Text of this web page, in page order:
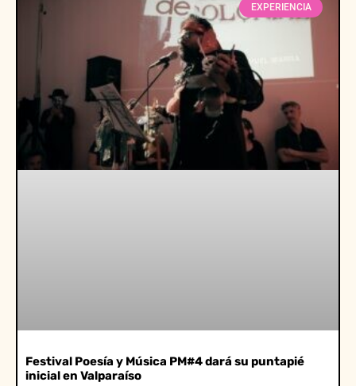
EXPERIENCIA
Festival Poesía y Música PM#4 dará su puntapié
inicial en Valparaíso